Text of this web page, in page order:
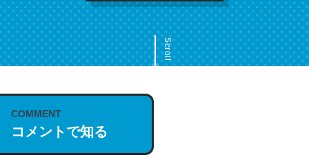
Scroll
COMMENT
コメントで知る
これは名文。彼はとてもクレバーなんだろうなと凄く思
う。英語少しでも読める人は原文もお勧め。自分はこの流